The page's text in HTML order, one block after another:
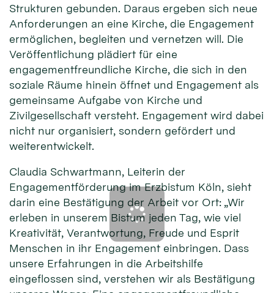
Strukturen gebunden. Daraus ergeben sich neue
Anforderungen an eine Kirche, die Engagement
ermöglichen, begleiten und vernetzen will. Die
Veröffentlichung plädiert für eine
engagementfreundliche Kirche, die sich in den
soziale Räume hinein öffnet und Engagement als
gemeinsame Aufgabe von Kirche und
Zivilgesellschaft versteht. Engagement wird dabei
nicht nur organisiert, sondern gefördert und
weiterentwickelt.
Claudia Schwartmann, Leiterin der
Engagementförderung im Erzbistum Köln, sieht
darin eine Bestätigung der Arbeit vor Ort: „Wir
erleben in unserem Bistum jeden Tag, wie viel
Kreativität, Verantwortung, Freude und Esprit
Menschen in ihr Engagement einbringen. Dass
unsere Erfahrungen in die Arbeitshilfe
eingeflossen sind, verstehen wir als Bestätigung